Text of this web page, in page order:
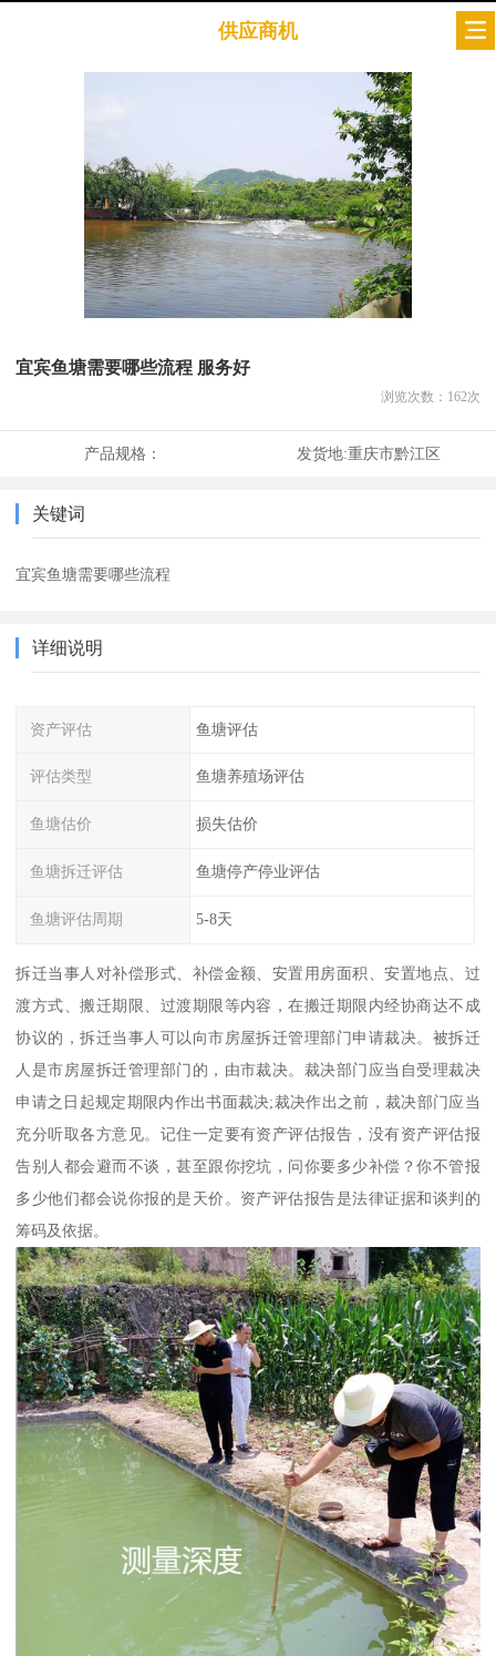
供应商机
宜宾鱼塘需要哪些流程 服务好
浏览次数： 162次
产品规格： 发货地:重庆市黔江区
关键词
宜宾鱼塘需要哪些流程
详细说明
资产评估 鱼塘评估
评估类型 鱼塘养殖场评估
鱼塘估价 损失估价
鱼塘拆迁评估 鱼塘停产停业评估
鱼塘评估周期 5-8天
拆迁当事人对补偿形式、补偿金额、安置用房面积、安置地点、过
渡方式、搬迁期限、过渡期限等内容，在搬迁期限内经协商达不成
协议的，拆迁当事人可以向市房屋拆迁管理部门申请裁决。被拆迁
人是市房屋拆迁管理部门的，由市裁决。裁决部门应当自受理裁决
申请之日起规定期限内作出书面裁决;裁决作出之前，裁决部门应当
充分听取各方意见。记住一定要有资产评估报告，没有资产评估报
告别人都会避而不谈，甚至跟你挖坑，问你要多少补偿？你不管报
多少他们都会说你报的是天价。资产评估报告是法律证据和谈判的
筹码及依据。